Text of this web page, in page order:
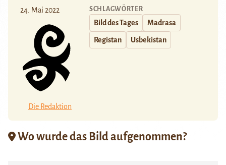
24. Mai 2022
Die Redaktion
SCHLAGWÖRTER
Bild des Tages Madrasa
Registan Usbekistan
Wo wurde das Bild aufgenommen?